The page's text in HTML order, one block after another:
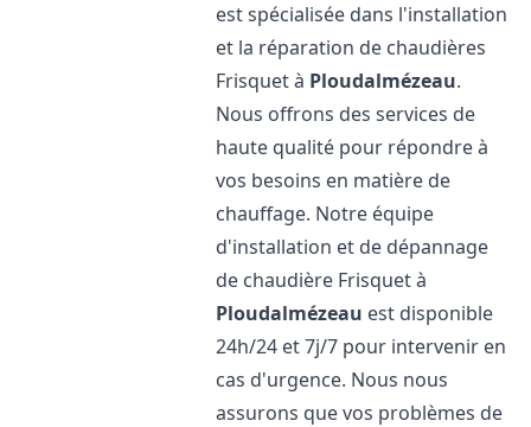
est spécialisée dans l'installation
et la réparation de chaudières
Frisquet à Ploudalmézeau.
Nous offrons des services de
haute qualité pour répondre à
vos besoins en matière de
chauffage. Notre équipe
d'installation et de dépannage
de chaudière Frisquet à
Ploudalmézeau est disponible
24h/24 et 7j/7 pour intervenir en
cas d'urgence. Nous nous
assurons que vos problèmes de